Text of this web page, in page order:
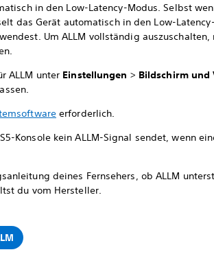
in den Low-Latency-Modus. Selbst
das Gerät automatisch in den Low-
Um ALLM vollständig auszuschalten,
ALLM unter Einstellungen > Bildschirm und
erforderlich.
Konsole kein ALLM-Signal sendet, wenn
deines Fernsehers, ob ALLM
du vom Hersteller.